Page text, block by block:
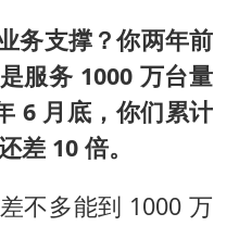
务支撑？你两年前
服务 1000 万台量
6 月底，你们累计
差 10 倍。
不多能到 1000 万